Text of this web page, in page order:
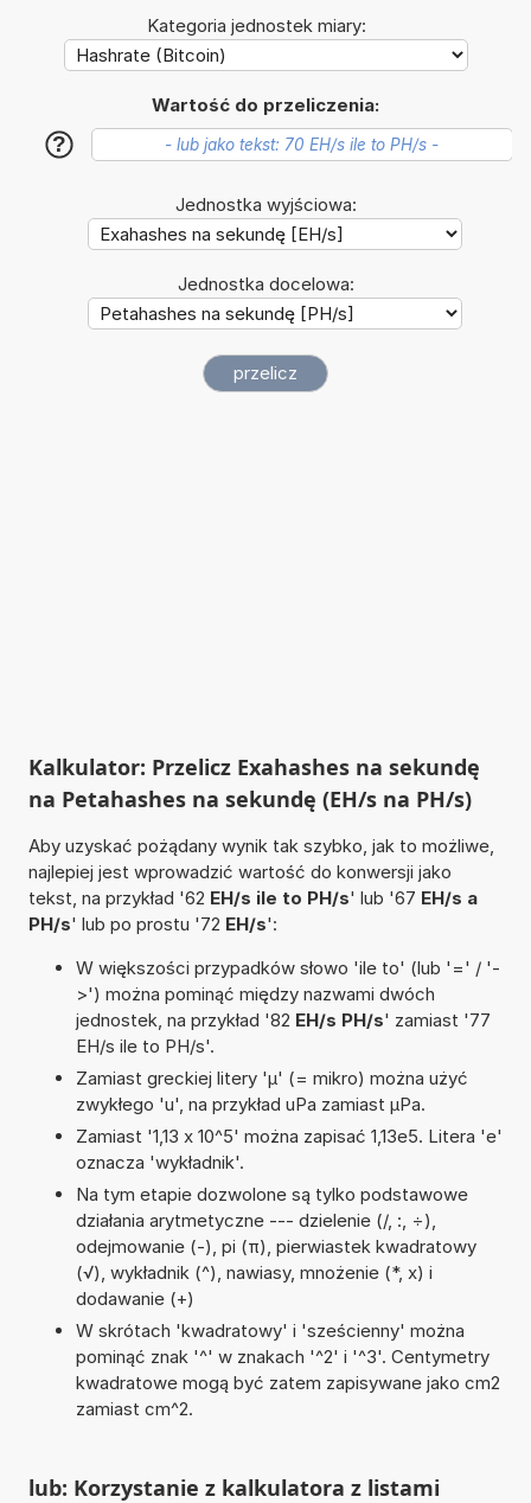
Kategoria jednostek miary:
Wartość do przeliczenia:
?
Jednostka wyjściowa:
Jednostka docelowa:
Kalkulator: Przelicz Exahashes na sekundę
na Petahashes na sekundę (EH/s na PH/s)
Aby uzyskać pożądany wynik tak szybko, jak to możliwe,
najlepiej jest wprowadzić wartość do konwersji jako
tekst, na przykład '62 EH/s ile to PH/s' lub '67 EH/s a
PH/s' lub po prostu '72 EH/s':
W większości przypadków słowo 'ile to' (lub '=' / '-
>') można pominąć między nazwami dwóch
jednostek, na przykład '82 EH/s PH/s' zamiast '77
EH/s ile to PH/s'.
Zamiast greckiej litery 'µ' (= mikro) można użyć
zwykłego 'u', na przykład uPa zamiast µPa.
Zamiast '1,13 x 10^5' można zapisać 1,13e5. Litera 'e'
oznacza 'wykładnik'.
Na tym etapie dozwolone są tylko podstawowe
działania arytmetyczne --- dzielenie (/, :, ÷),
odejmowanie (-), pi (π), pierwiastek kwadratowy
(√), wykładnik (^), nawiasy, mnożenie (*, x) i
dodawanie (+)
W skrótach 'kwadratowy' i 'sześcienny' można
pominąć znak '^' w znakach '^2' i '^3'. Centymetry
kwadratowe mogą być zatem zapisywane jako cm2
zamiast cm^2.
lub: Korzystanie z kalkulatora z listami